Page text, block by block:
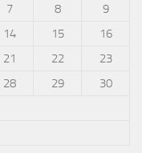
7 8
9
14 15
16
21 22
23
28 29
30